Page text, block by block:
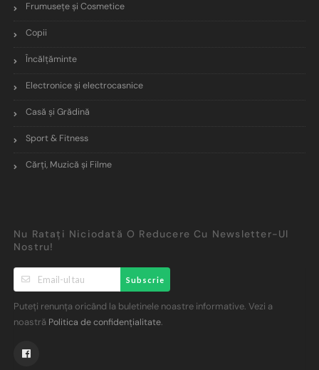
Frumusețe și Cosmetice
Copii
Încălţăminte
Electronice și electrocasnice
Casă și Grădină
Sport & Fitness
Cărți, Muzică și Filme
Nu Ratați Niciodată O Reducere Cu Newsletter-Ul
Nostru!
Subscrie
Puteți renunța oricând la buletinele noastre informative. Vezi a
noastră Politica de confidențialitate.